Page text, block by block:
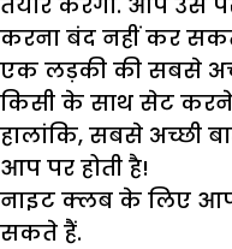
करना बंद नहीं कर
एक लड़की की सबसे
किसी के साथ सेट करने
हालांकि, सबसे अच्छी
आप पर होती है!
नाइट क्लब के लिए
सकते हैं.